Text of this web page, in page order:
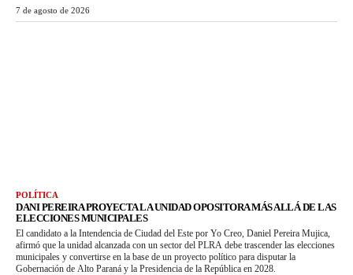
7 de agosto de 2026
POLÍTICA
DANI PEREIRA PROYECTA LA UNIDAD OPOSITORA MÁS ALLÁ DE LAS
ELECCIONES MUNICIPALES
El candidato a la Intendencia de Ciudad del Este por Yo Creo, Daniel Pereira Mujica,
afirmó que la unidad alcanzada con un sector del PLRA debe trascender las elecciones
municipales y convertirse en la base de un proyecto político para disputar la
Gobernación de Alto Paraná y la Presidencia de la República en 2028.